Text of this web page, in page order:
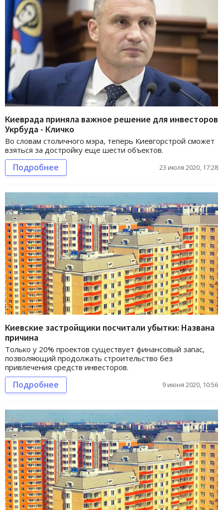
Киеврада приняла важное решение для инвесторов
Укрбуда - Кличко
Во словам столичного мэра, теперь Киевгорстрой сможет
взяться за достройку еще шести объектов.
Подробнее 23 июля 2020, 17:28
Киевские застройщики посчитали убытки: Названа
причина
Только у 20% проектов существует финансовый запас,
позволяющий продолжать строительство без
привлечения средств инвесторов.
Подробнее 9 июня 2020, 10:56